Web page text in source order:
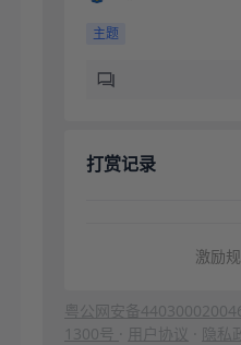
主题
打赏记录
激励规
粤公网安备
1300号
用户协议 隐私